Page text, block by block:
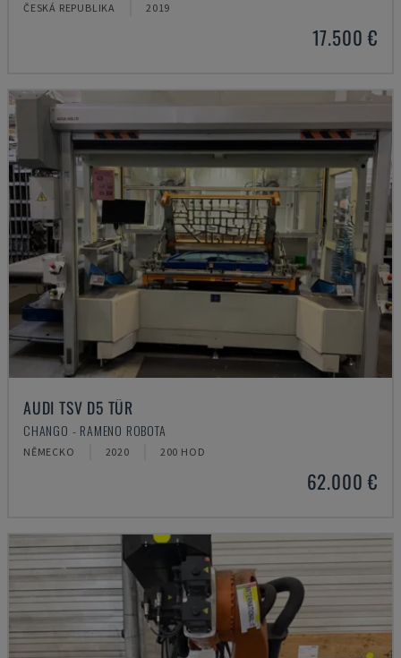
ČESKÁ REPUBLIKA 2019
17.500 €
AUDI TSV D5 TÜR
CHANGO - RAMENO ROBOTA
NĚMECKO 2020 200 HOD
62.000 €